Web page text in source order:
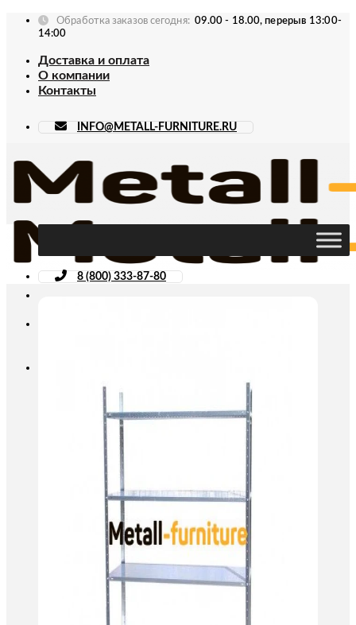
Skip
Обработка заказов сегодня: 09.00 - 18.00, перерыв 13:00-
14:00
Доставка и оплата
О компании
Контакты
INFO@METALL-FURNITURE.RU
8 (800) 333-87-80